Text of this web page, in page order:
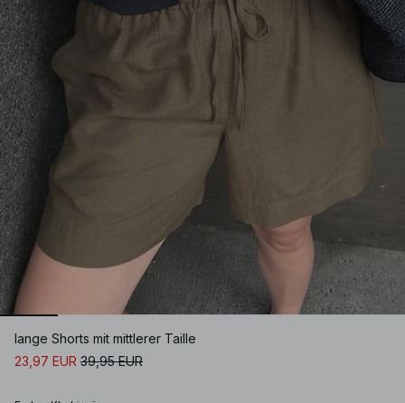
lange Shorts mit mittlerer Taille
23,97 EUR 39,95 EUR